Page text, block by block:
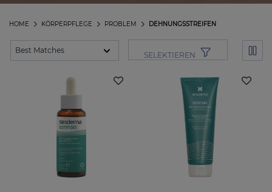
DEHNUNGSSTREIFEN
PROBLEM
KÖRPERPFLEGE
HOME
SELEKTIEREN